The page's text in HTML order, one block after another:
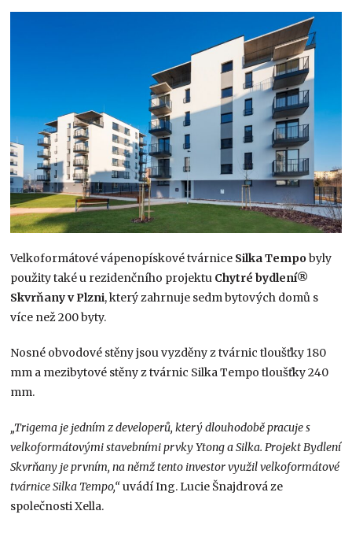
Velkoformátové vápenopískové tvárnice Silka Tempobyly
použity také u rezidenčního projektu Chytré bydlení®
Skvrňany v Plzni, který zahrnuje sedm bytových domů s
více než 200 byty.
Nosné obvodové stěny jsou vyzděny z tvárnic tloušťky 180
mm a mezibytové stěny z tvárnic Silka Tempo tloušťky 240
mm.
„Trigema je jedním z developerů, který dlouhodobě pracuje s
velkoformátovými stavebními prvky Ytong a Silka. Projekt Bydlení
Skvrňany je prvním, na němž tento investor využil velkoformátové
tvárnice Silka Tempo,“uvádí Ing. Lucie Šnajdrová ze
společnosti Xella.